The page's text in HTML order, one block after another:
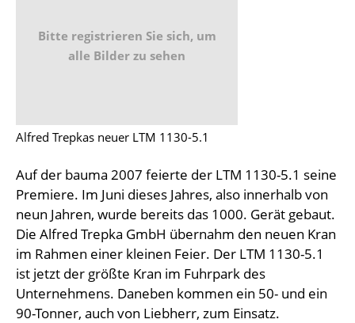
Bitte registrieren Sie sich, um
alle Bilder zu sehen
Alfred Trepkas neuer LTM 1130-5.1
Auf der bauma 2007 feierte der LTM 1130-5.1 seine
Premiere. Im Juni dieses Jahres, also innerhalb von
neun Jahren, wurde bereits das 1000. Gerät gebaut.
Die Alfred Trepka GmbH übernahm den neuen Kran
im Rahmen einer kleinen Feier. Der LTM 1130-5.1
ist jetzt der größte Kran im Fuhrpark des
Unternehmens. Daneben kommen ein 50- und ein
90-Tonner, auch von Liebherr, zum Einsatz.